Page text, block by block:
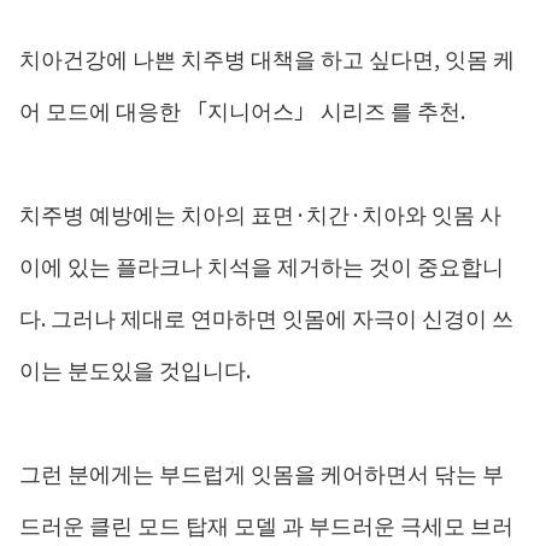
치아건강에 나쁜 치주병 대책을 하고 싶다면, 잇몸 케
어 모드에 대응한 「지니어스」 시리즈 를 추천.
치주병 예방에는 치아의 표면·치간·치아와 잇몸 사
이에 있는 플라크나 치석을 제거하는 것이 중요합니
다. 그러나 제대로 연마하면 잇몸에 자극이 신경이 쓰
이는 분도있을 것입니다.
그런 분에게는 부드럽게 잇몸을 케어하면서 닦는 부
드러운 클린 모드 탑재 모델 과 부드러운 극세모 브러